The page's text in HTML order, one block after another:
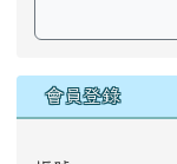
會員登錄